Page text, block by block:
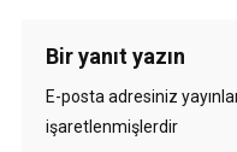
Bir yanıt yazın
E-posta adresiniz
işaretlenmişlerdir